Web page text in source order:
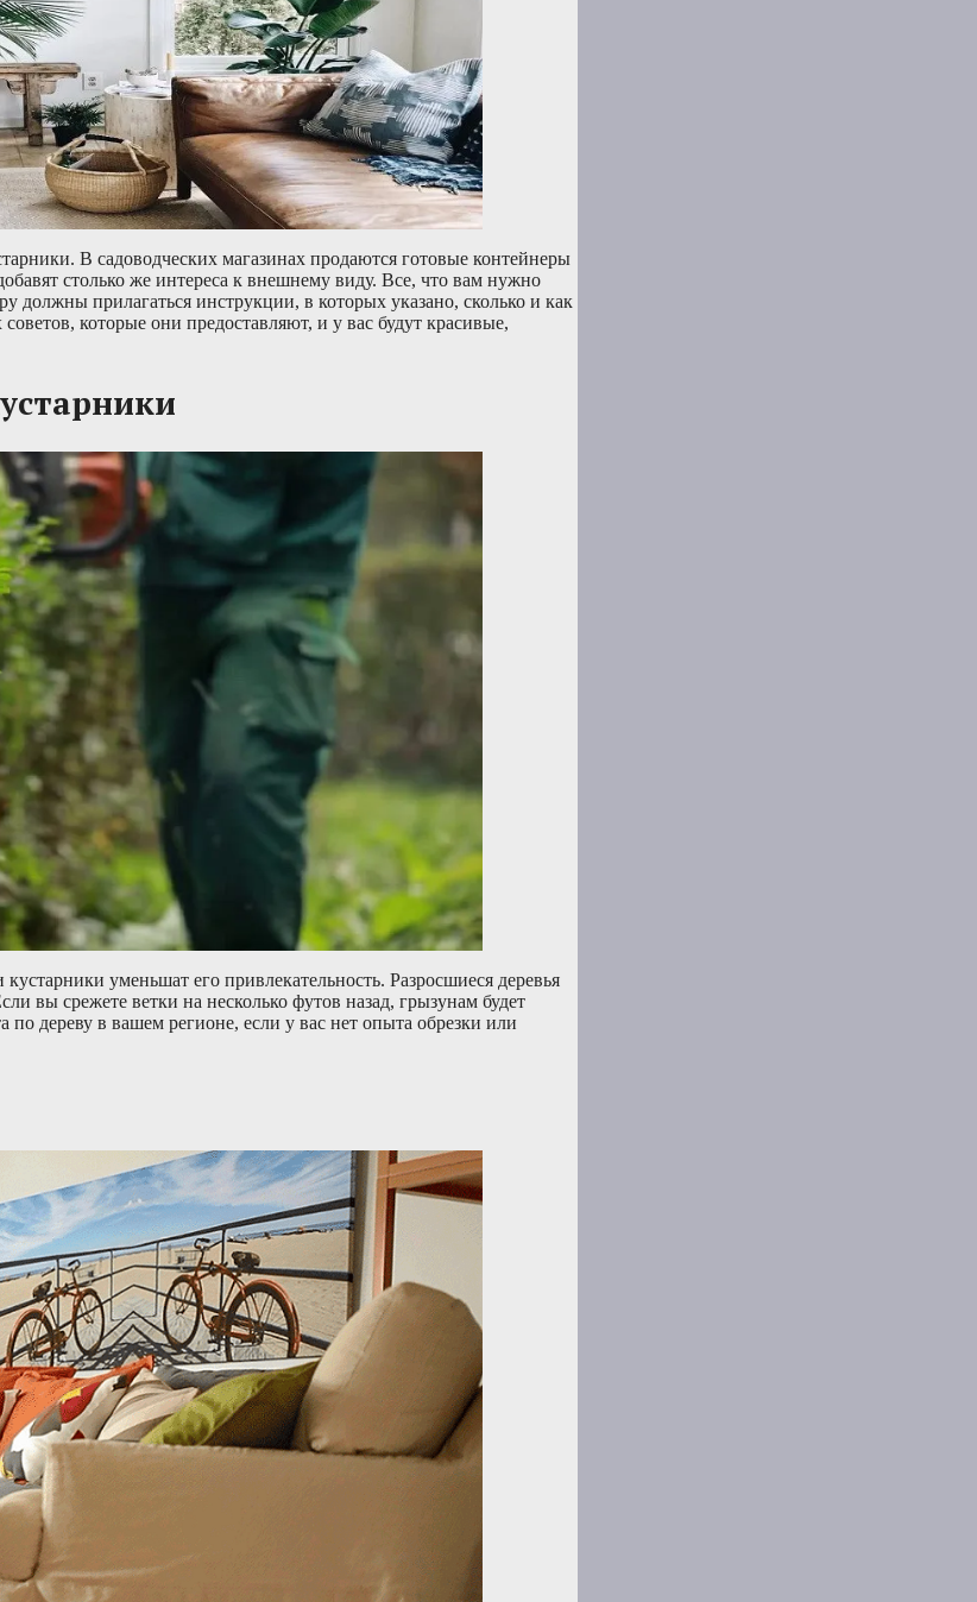
В садоводческих магазинах продаются готовые контейнеры
столько же интереса к внешнему виду. Все, что вам нужно
должны прилагаться инструкции, в которых указано, сколько и как
которые они предоставляют, и у вас будут красивые,
уменьшат его привлекательность. Разросшиеся деревья
вы срежете ветки на несколько футов назад, грызунам будет
дереву в вашем регионе, если у вас нет опыта обрезки или